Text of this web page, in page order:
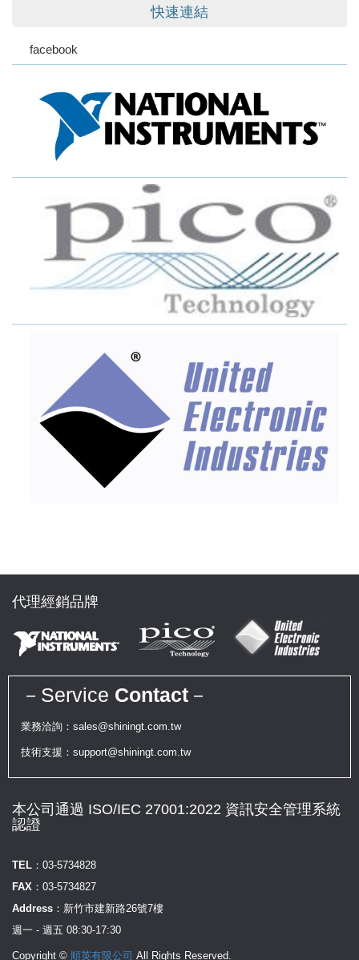
快速連結
facebook
代理經銷品牌
－Service Contact －
業務洽詢：sales@shiningt.com.tw
技術支援：support@shiningt.com.tw
本公司通過 ISO/IEC 27001:2022 資訊安全管理系統
認證
TEL： 03-5734828
FAX： 03-5734827
Address： 新竹市建新路26號7樓
週一 - 週五 08:30-17:30
Copyright © 順英有限公司 All Rights Reserved.